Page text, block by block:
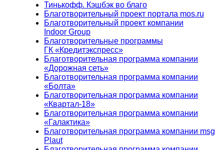
Тинькофф. Кэшбэк во благо
Благотворительный проект портала mos.ru
Благотворительный проект компании
Indoor Group
Благотворительные программы
ГК «Кредитэкспресс»
Благотворительная программа компании
«Дорожная сеть»
Благотворительная программа компании
«Болта»
Благотворительная программа компании
«Квартал-18»
Благотворительная программа компании
«Галактика»
Благотворительная программа компании msg
Plaut